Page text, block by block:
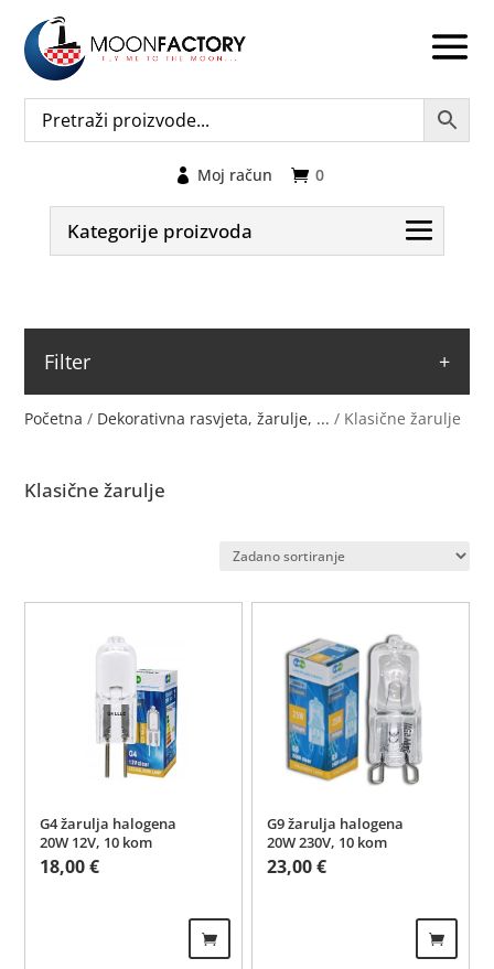
0
Moj račun
Kategorije proizvoda
Početna / Dekorativna rasvjeta, žarulje, ... / Klasične žarulje
Klasične žarulje
G4 žarulja halogena
20W 12V, 10 kom
18,00€
G9 žarulja halogena
20W 230V, 10 kom
23,00€
Filter